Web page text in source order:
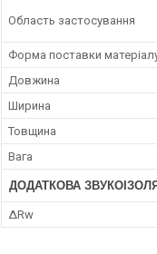
Область застосування
Форма поставки
Довжина
Ширина
Товщина
Вага
ДОДАТКОВА
ΔRw